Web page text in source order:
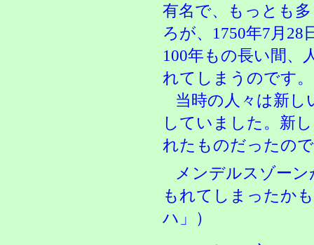
有名で、もっとも
ろが、1750年7月
100年もの長い間、
れてしまうのです。
当時の人々は新し
していました。新
れたものだったの
メンデルスゾーン
もれてしまったか
ハ」）